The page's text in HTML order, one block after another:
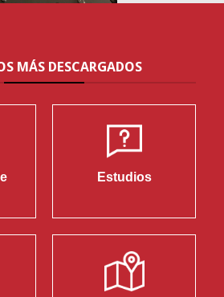
MÁS DESCARGADOS
Estudios